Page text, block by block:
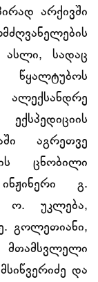
არქივში
ასლი, სადაც
აგრეთვე
ცნობილი
გ.
ო. უკლება,
გოლეთიანი,
და